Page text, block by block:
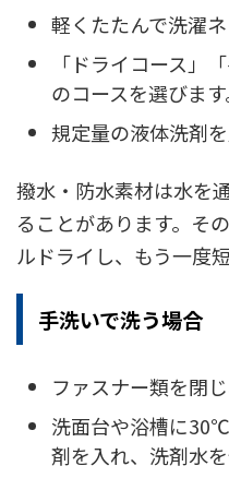
軽くたたんで洗濯ネ
「ドライコース」
のコースを選びます
規定量の液体洗剤を
撥水・防水素材は水を
ることがあります。そ
ルドライし、もう一度
手洗いで洗う場合
ファスナー類を閉
洗面台や浴槽に
剤を入れ、洗剤水を